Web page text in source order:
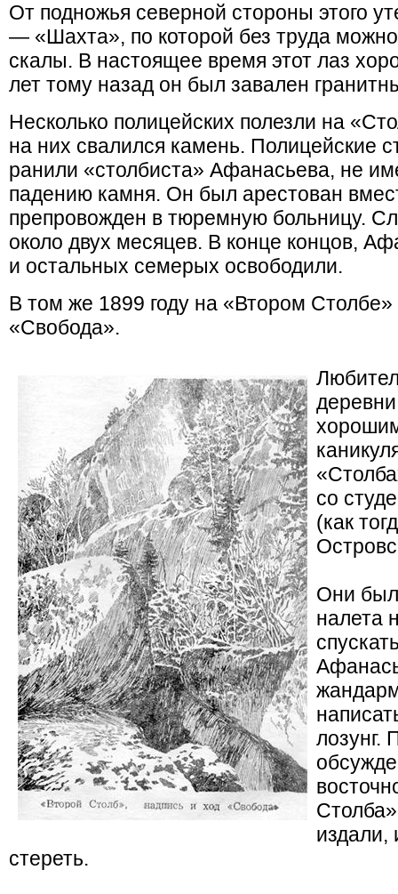
От подножья северной стороны этого
— «Шахта», по которой без труда
скалы. В настоящее время этот лаз
лет тому назад он был завален
Несколько полицейских полезли на
на них свалился камень. Полицейские
ранили «столбиста» Афанасьева, не
падению камня. Он был арестован
препровожден в тюремную больницу.
около двух месяцев. В конце концов,
и остальных семерых освободили.
В том же 1899 году на «Втором
«Свобода».
со
(как
Они
налета
лозунг.
издали,
стереть.